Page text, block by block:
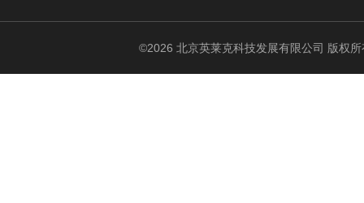
©2026 北京英莱克科技发展有限公司 版